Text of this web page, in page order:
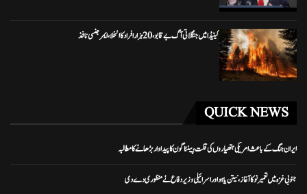
کینیڈا میں جنگلاتی آگ بے قابو، 20 ہزار افراد کا انخلا، ایمرجنسی نافذ
QUICK NEWS
ایران جنگ کے باعث امریکی ہتھیاروں کی قلت، پینٹاگون کا پیداوار بڑھانے کا مطالبہ
جنوبی غزہ میں تعمیر نو کا آغاز، نیتن یاہو اور اسرائیلی وزیر دفاع نے منظوری دے دی